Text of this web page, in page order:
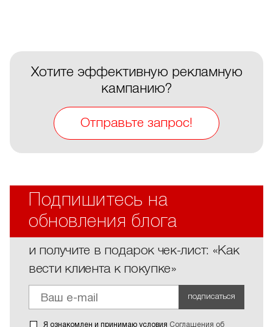
Хотите эффективную рекламную
кампанию?
Отправьте запрос!
Подпишитесь на
обновления блога
и получите в подарок чек-лист: «Как
вести клиента к покупке»
подписаться
Я ознакомлен и принимаю условия Соглашения об